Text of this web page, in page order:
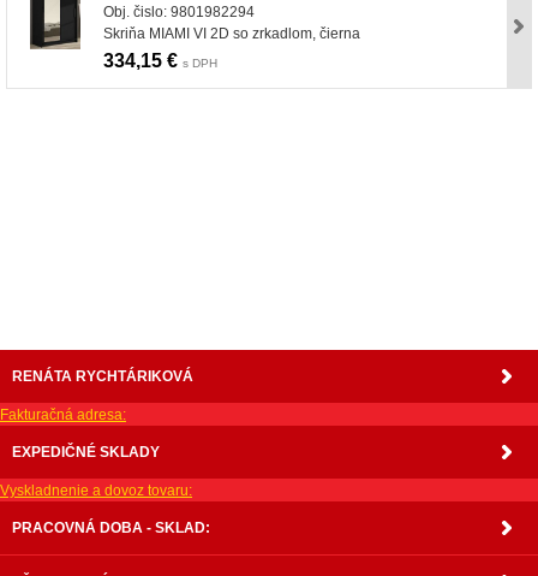
Obj. čislo: 9801982294
Skriňa MIAMI VI 2D so zrkadlom, čierna
334,15 € s DPH
RENÁTA RYCHTÁRIKOVÁ
Fakturačná adresa:
EXPEDIČNÉ SKLADY
Vyskladnenie a dovoz tovaru:
PRACOVNÁ DOBA - SKLAD: